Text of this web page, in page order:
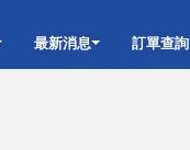
最新消息 訂單查詢